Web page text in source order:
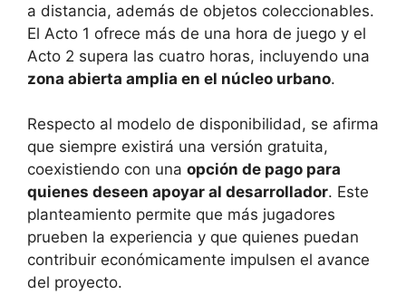
a distancia, además de objetos coleccionables.
El Acto 1 ofrece más de una hora de juego y el
Acto 2 supera las cuatro horas, incluyendo una
zona abierta amplia en el núcleo urbano.
Respecto al modelo de disponibilidad, se afirma
que siempre existirá una versión gratuita,
coexistiendo con una opción de pago para
quienes deseen apoyar al desarrollador. Este
planteamiento permite que más jugadores
prueben la experiencia y que quienes puedan
contribuir económicamente impulsen el avance
del proyecto.